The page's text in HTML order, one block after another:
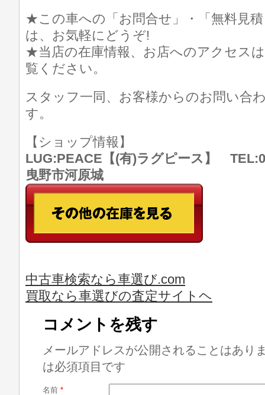
★この車への「お問合せ」・「無料見
は、お気軽にどうぞ!
★当店の在庫情報、お店へのアクセス
覧ください。
スタッフ一同、お客様からのお問い合
す。
【ショップ情報】
LUG:PEACE【(有)ラグピース】
曳野市河原城
中古車検索なら車選び.com
買取なら車選びの査定サイトヘ
コメントを残す
メールアドレスが公開されることはあり
は必須項目です
名前 *